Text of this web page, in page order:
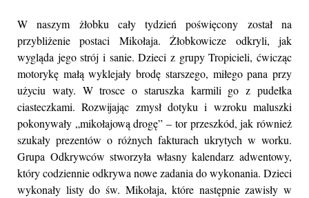
W naszym żłobku cały tydzień poświęcony został na
przybliżenie postaci Mikołaja. Żłobkowicze odkryli, jak
wygląda jego strój i sanie. Dzieci z grupy Tropicieli, ćwicząc
motorykę małą wyklejały brodę starszego, miłego pana przy
użyciu waty. W trosce o staruszka karmili go z pudełka
ciasteczkami. Rozwijając zmysł dotyku i wzroku maluszki
pokonywały „mikołajową drogę” – tor przeszkód, jak również
szukały prezentów o różnych fakturach ukrytych w worku.
Grupa Odkrywców stworzyła własny kalendarz adwentowy,
który codziennie odkrywa nowe zadania do wykonania. Dzieci
wykonały listy do św. Mikołaja, które następnie zawisły w